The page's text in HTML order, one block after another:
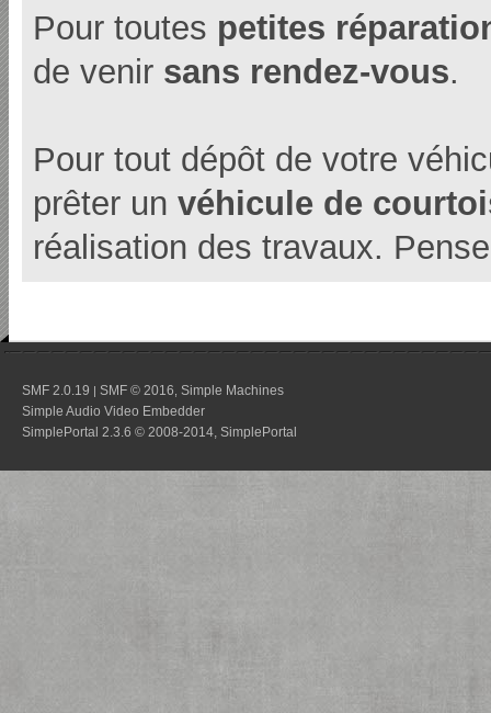
Pour toutes petites
de venir sans rendez-vous.
Pour tout dépôt de votre
prêter unvéhicule de
réalisation des travaux.
SMF 2.0.19 | SMF © 2016 Simple Machines
Simple Audio Video Embedder
SimplePortal 2.3.6 © 2008-2014, SimplePortal